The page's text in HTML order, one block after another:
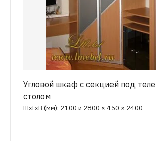
Угловой шкаф с секцией под
столом
ШхГхВ (мм): 2100 и 2800 × 450 × 2400